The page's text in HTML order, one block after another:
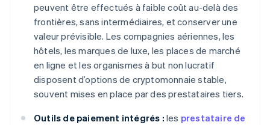
peuvent être effectués à faible coût au-delà des
frontières, sans intermédiaires, et conserver une
valeur prévisible. Les compagnies aériennes, les
hôtels, les marques de luxe, les places de marché
en ligne et les organismes à but non lucratif
disposent d’options de cryptomonnaie stable,
souvent mises en place par des prestataires tiers.
Outils de paiement intégrés : les prestataire de